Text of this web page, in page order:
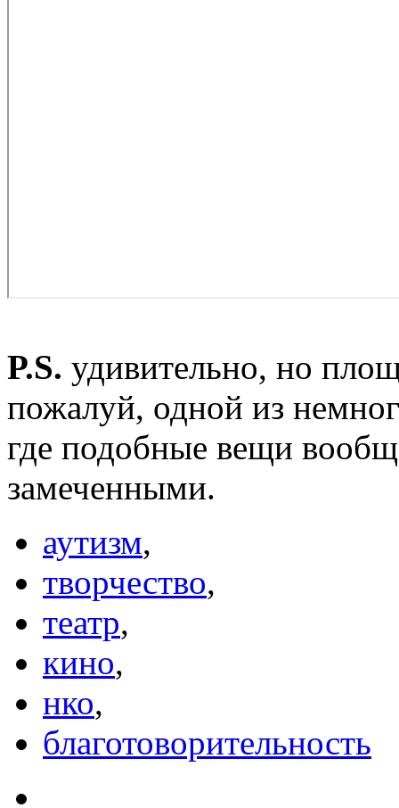
P.S. удивительно, но
пожалуй, одной из
где подобные вещи
замеченными.
аутизм,
творчество,
театр,
кино,
нко,
благотоворительность